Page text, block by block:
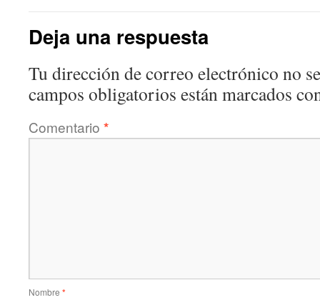
Deja una respuesta
Tu dirección de correo electrónico no
campos obligatorios están marcados
Comentario *
Nombre *